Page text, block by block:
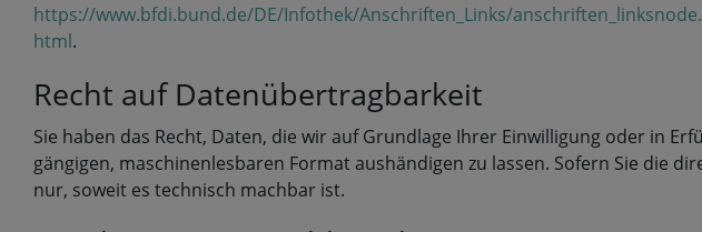
https://www.bfdi.bund.de/DE/Infothek/Anschriften_Links/anschriften_linksnode.
html.
Recht auf Datenübertragbarkeit
Sie haben das Recht, Daten, die wir auf Grundlage Ihrer Einwilligung oder in
gängigen, maschinenlesbaren Format aushändigen zu lassen. Sofern Sie die
nur, soweit es technisch machbar ist.